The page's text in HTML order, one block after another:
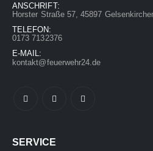
ANSCHRIFT:
Horster Straße 57, 45897
TELEFON:
0173 7132376
E-MAIL:
kontakt@feuerwehr24.de
SERVICE